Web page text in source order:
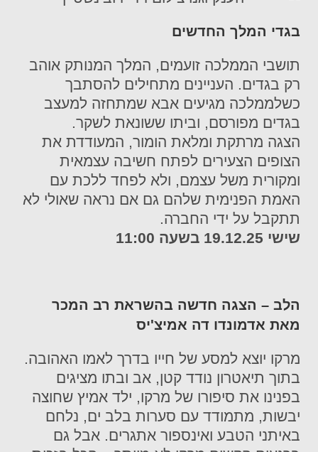
בגדי המלך החדשים
תושבי הממלכה זועמים, המלך המנותק אוהב
רק בגדים. העניינים מתחילים להסתבך
כשלממלכה מגיעים אבא שמתחזה למעצב
בגדים מפורסם, וביתו ששונאת לשקר.
הצגה מרתקת ומלאת הומור, המעודדת את
הצופים הצעירים לפתח חשיבה עצמאית
ומקורית משל עצמם, ולא לפחד ללכת עם
האמת הפנימית שלהם גם אם נראה שאולי לא
תתקבל על ידי החברה.
שישי 19.12.25 בשעה 11:00
הלב – הצגה חדשה בהשראת רב המכר
מאת אדמונדו דה אמיצ'יס
מרקו יוצא למסע של חייו בדרך לאמו האהובה.
בתוך תיאטרון נודד קטן, אב ובתו מציגים
בפנינו את סיפורו של מרקו, ילד אמיץ שחוצה
יבשות, מתמודד עם סערות בלב ים, נלחם
באיתני הטבע ואינספור אתגרים. אבל גם